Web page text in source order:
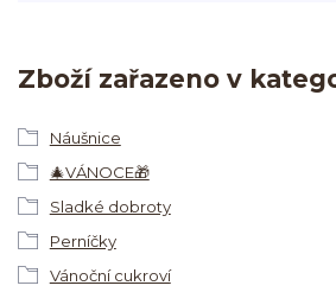
Zboží zařazeno v
Náušnice
🎄VÁNOCE🎁
Sladké dobroty
Perníčky
Vánoční cukroví